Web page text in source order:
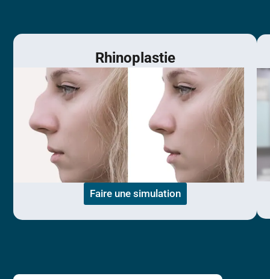
Rhinoplastie
Faire une simulation